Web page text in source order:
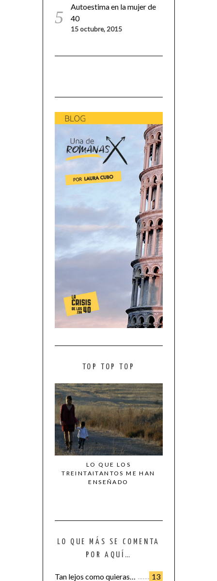
Autoestima en la mujer de
40
15 octubre, 2015
TOP TOP TOP
LO QUE LOS
TREINTAITANTOS ME HAN
ENSEÑADO
LO QUE MÁS SE COMENTA
POR AQUÍ…
13
Tan lejos como quieras…